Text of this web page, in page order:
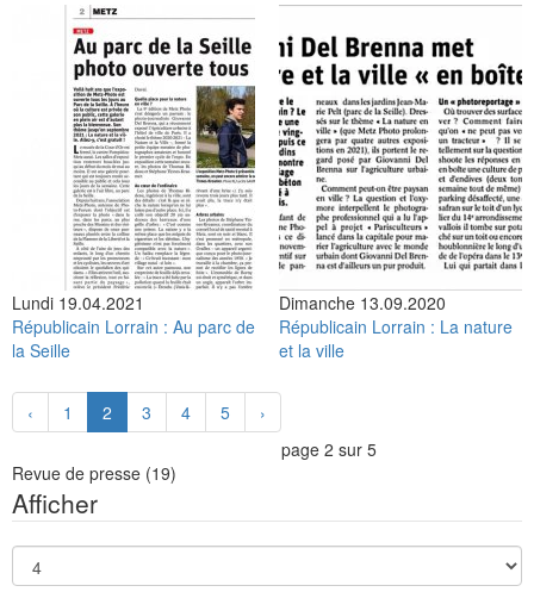
Lundi 19.04.2021
Républicain Lorrain : Au parc de
la Seille
Dimanche 13.09.2020
Républicain Lorrain : La nature
et la ville
‹ 1 2 3 4 5
›
page 2 sur 5
Revue de presse (19)
Afficher